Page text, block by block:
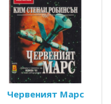
Червеният Марс